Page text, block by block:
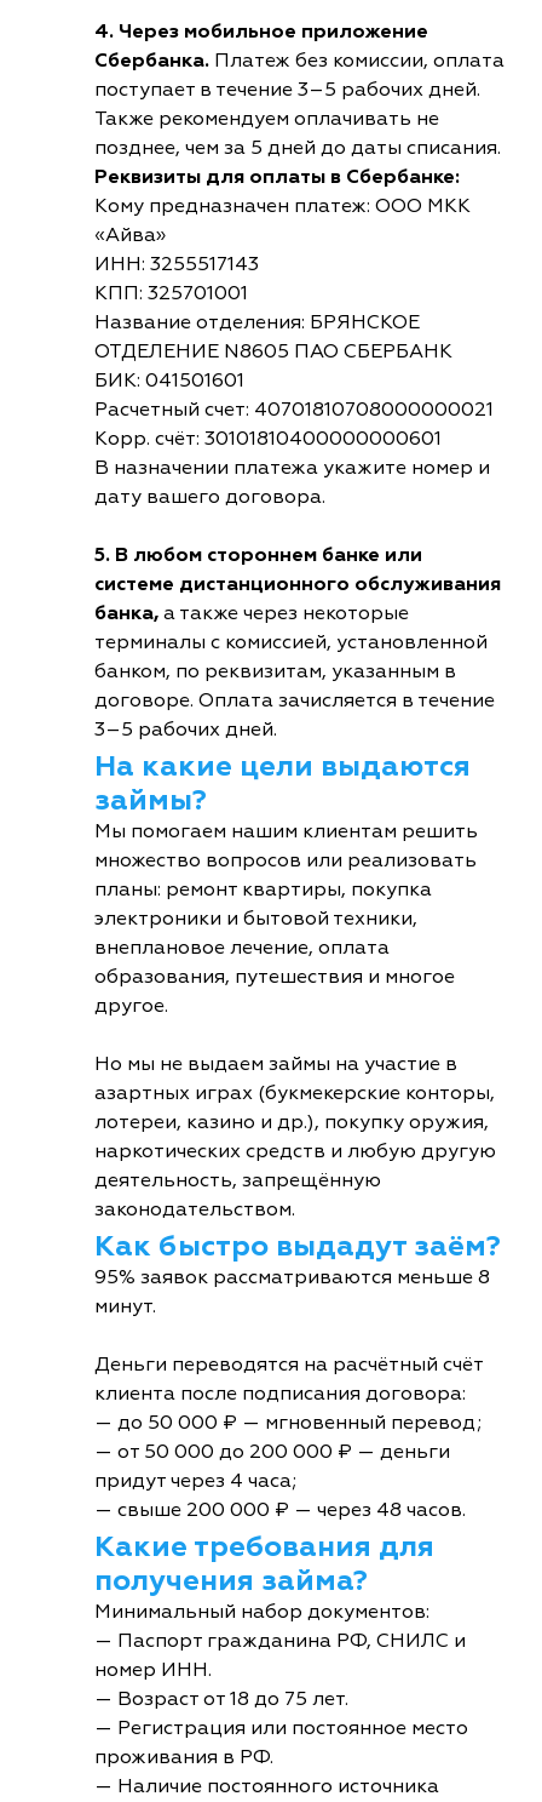
4. Через мобильное приложение
Сбербанка. Платеж без комиссии, оплата
поступает в течение 3–5 рабочих дней.
Также рекомендуем оплачивать не
позднее, чем за 5 дней до даты списания.
Реквизиты для оплаты в Сбербанке:
Кому предназначен платеж: ООО МКК
«Айва»
ИНН: 3255517143
КПП: 325701001
Название отделения: БРЯНСКОЕ
ОТДЕЛЕНИЕ N8605 ПАО СБЕРБАНК
БИК: 041501601
Расчетный счет: 40701810708000000021
Корр. счёт: 30101810400000000601
В назначении платежа укажите номер и
дату вашего договора.
5. В любом стороннем банке или
системе дистанционного обслуживания
банка, а также через некоторые
терминалы с комиссией, установленной
банком, по реквизитам, указанным в
договоре. Оплата зачисляется в течение
3–5 рабочих дней.
На какие цели выдаются
займы?
Мы помогаем нашим клиентам решить
множество вопросов или реализовать
планы: ремонт квартиры, покупка
электроники и бытовой техники,
внеплановое лечение, оплата
образования, путешествия и многое
другое.
Но мы не выдаем займы на участие в
азартных играх (букмекерские конторы,
лотереи, казино и др.), покупку оружия,
наркотических средств и любую другую
деятельность, запрещённую
законодательством.
Как быстро выдадут заём?
95% заявок рассматриваются меньше 8
минут.
Деньги переводятся на расчётный счёт
клиента после подписания договора:
— до 50 000 ₽ — мгновенный перевод;
— от 50 000 до 200 000 ₽ — деньги
придут через 4 часа;
— свыше 200 000 ₽ — через 48 часов.
Какие требования для
получения займа?
Минимальный набор документов:
— Паспорт гражданина РФ, СНИЛС и
номер ИНН.
— Возраст от 18 до 75 лет.
— Регистрация или постоянное место
проживания в РФ.
— Наличие постоянного источника